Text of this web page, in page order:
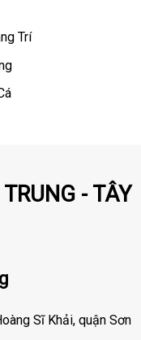
Trí
- TÂY
Sĩ Khải, quận Sơn